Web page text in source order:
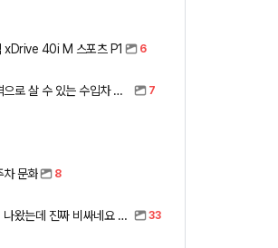
40i M 스포츠 P1 6
아반떼 하브 풀옵 가격으로 살 수 있는 수입차 모아봤습니다 (중고 포함) 7
차 문화 8
아반떼 풀체인지 가격 나왔는데 진짜 비싸네요 ㅎㅎ 33